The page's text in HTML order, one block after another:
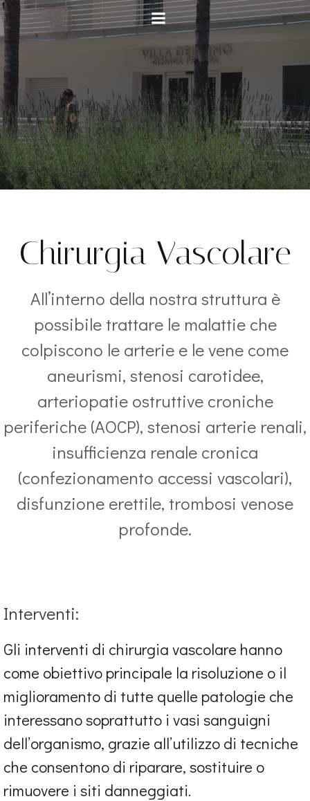
Vai
al
Chirurgia Vascolare
All’interno della nostra struttura è
possibile trattare le malattie che
colpiscono le arterie e le vene come
aneurismi, stenosi carotidee,
arteriopatie ostruttive croniche
periferiche (AOCP), stenosi arterie renali,
insufficienza renale cronica
(confezionamento accessi vascolari),
disfunzione erettile, trombosi venose
profonde.
Interventi:
Gli interventi di chirurgia vascolare hanno
come obiettivo principale la risoluzione o il
miglioramento di tutte quelle patologie che
interessano soprattutto i vasi sanguigni
dell’organismo, grazie all’utilizzo di tecniche
che consentono di riparare, sostituire o
rimuovere i siti danneggiati.